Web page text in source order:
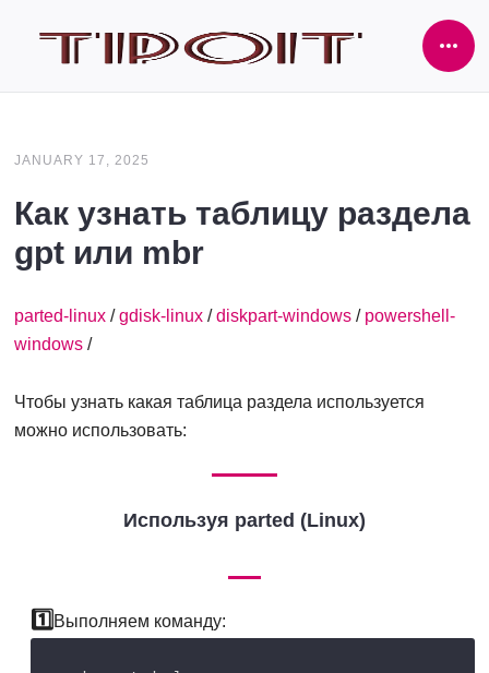
JANUARY 17, 2025
Как узнать таблицу раздела
gpt или mbr
parted-linux /gdisk-linux /diskpart-windows / powershell-
windows /
Чтобы узнать какая таблица раздела используется
можно использовать:
Используя parted (Linux)
Выполняем команду: